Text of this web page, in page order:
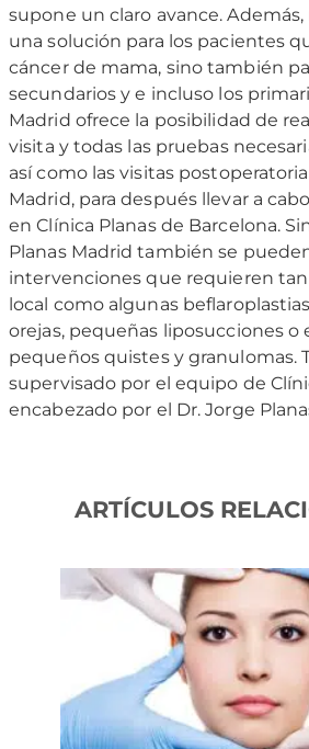
supone un claro avance.
una solución para los pacientes
cáncer de mama, sino también
secundarios y e incluso los
Madrid ofrece la posibilidad de
visita y todas las pruebas
así como las visitas
Madrid, para después llevar a
en Clínica Planas de Barcelona.
Planas Madrid también se
intervenciones que requieren tan
local como algunas
orejas, pequeñas liposucciones o
pequeños quistes y granulomas.
supervisado por el equipo de
encabezado por el Dr. Jorge
ARTÍCULOS